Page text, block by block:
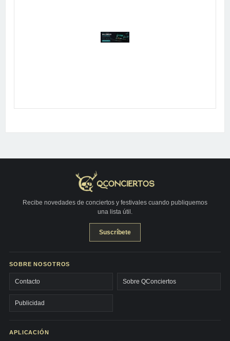
Publicidad
Recibe novedades de conciertos y festivales cuando publiquemos
una lista útil.
Suscríbete
SOBRE NOSOTROS
Contacto Sobre QConciertos
Publicidad
APLICACIÓN